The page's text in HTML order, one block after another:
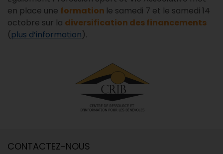
en place une formation le samedi 7 et le samedi 14
octobre sur la diversification des financements
(plus d’information).
CONTACTEZ-NOUS